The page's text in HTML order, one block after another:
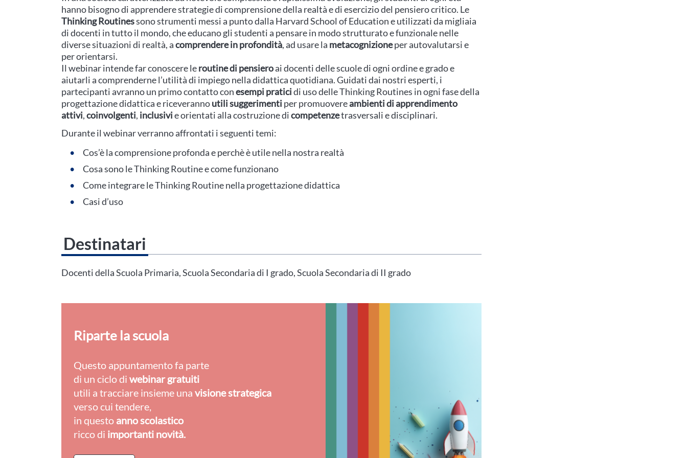
hanno bisogno di apprendere strategie di comprensione della realtà e di esercizio del pensiero critico. Le
Thinking Routinessono strumenti messi a punto dalla Harvard School of Education e utilizzati da migliaia
di docenti in tutto il mondo, che educano gli studenti a pensare in modo strutturato e funzionale nelle
diverse situazioni di realtà, acomprendere in profondità, ad usare la metacognizioneper autovalutarsi e
per orientarsi.
Il webinar intende far conoscere leroutine di pensieroai docenti delle scuole di ogni ordine e grado e
aiutarli a comprenderne l’utilità di impiego nella didattica quotidiana. Guidati dai nostri esperti, i
partecipanti avranno un primo contatto conesempi praticidi uso delle Thinking Routines in ogni fase della
progettazione didattica e riceverannoutili suggerimentiper promuovereambienti di apprendimento
attivi,coinvolgenti, inclusivie orientati alla costruzione dicompetenzetrasversali e disciplinari.
Durante il webinar verranno affrontati i seguenti temi:
Cos’è la comprensione profonda e perchè è utile nella nostra realtà
Cosa sono le Thinking Routine e come funzionano
Come integrare le Thinking Routine nella progettazione didattica
Casi d’uso
Destinatari
Questo evento non è compatibile con il grado scolastico che hai indicato nel tuo profilo personale
Docenti della Scuola Primaria, Scuola Secondaria di I grado, Scuola Secondaria di II grado
Riparte la scuola
Questo appuntamento fa parte
di un ciclo di webinar gratuiti
utili a tracciare insieme una visione strategica
verso cui tendere,
in questo anno scolastico
ricco di importanti novità.